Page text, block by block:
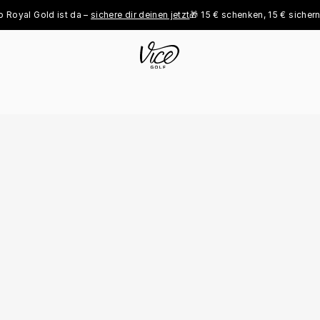
Gold ist da – sichere dir deinen jetzt 🎁 15 € schenken, 15 € sichern -